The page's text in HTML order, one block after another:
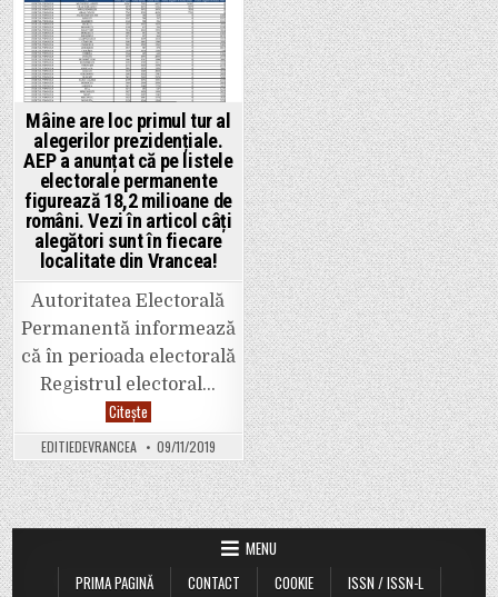
Posted
in
Mâine are loc primul tur al
alegerilor prezidențiale.
AEP a anunțat că pe listele
electorale permanente
figurează 18,2 milioane de
români. Vezi în articol câți
alegători sunt în fiecare
localitate din Vrancea!
Autoritatea Electorală
Permanentă informează
că în perioada electorală
Registrul electoral…
CiteșteMâine
are
loc
primul
tur
al
alegerilor
prezidențiale.
AEP
că
pe
EDITIEDEVRANCEA 09/11/2019
MENU
PRIMA PAGINĂ
CONTACT COOKIE
ISSN / ISSN-L